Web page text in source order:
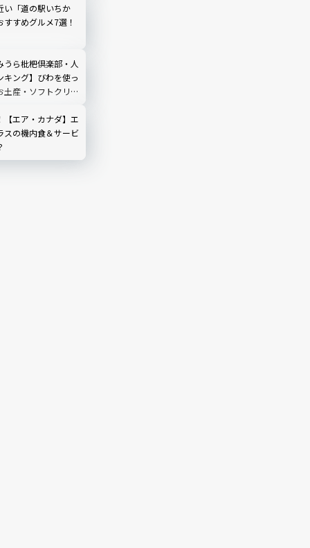
い「道の駅いちか
すめグルメ7選！
うら枇杷倶楽部・人
キング】びわを使っ
土産・ソフトクリー
【エア・カナダ】エ
スの機内食＆サービ